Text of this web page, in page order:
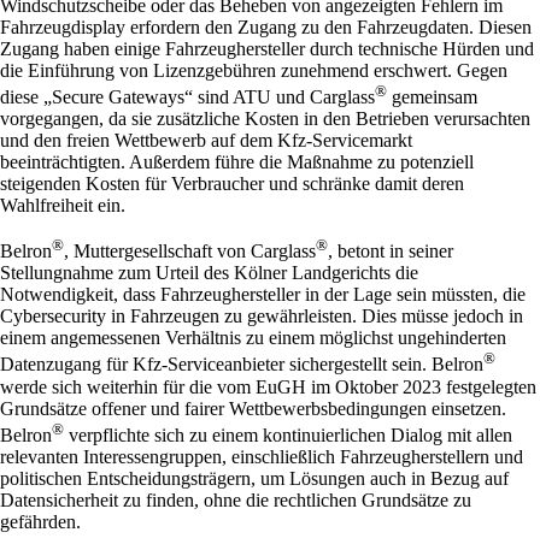
Windschutzscheibe oder das Beheben von angezeigten Fehlern im
Fahrzeugdisplay erfordern den Zugang zu den Fahrzeugdaten. Diesen
Zugang haben einige Fahrzeughersteller durch technische Hürden und
die Einführung von Lizenzgebühren zunehmend erschwert. Gegen
diese „Secure Gateways“ sind ATU und Carglass® gemeinsam
vorgegangen, da sie zusätzliche Kosten in den Betrieben verursachten
und den freien Wettbewerb auf dem Kfz-Servicemarkt
beeinträchtigten. Außerdem führe die Maßnahme zu potenziell
steigenden Kosten für Verbraucher und schränke damit deren
Wahlfreiheit ein.
Belron®, Muttergesellschaft von Carglass®, betont in seiner
Stellungnahme zum Urteil des Kölner Landgerichts die
Notwendigkeit, dass Fahrzeughersteller in der Lage sein müssten, die
Cybersecurity in Fahrzeugen zu gewährleisten. Dies müsse jedoch in
einem angemessenen Verhältnis zu einem möglichst ungehinderten
Datenzugang für Kfz-Serviceanbieter sichergestellt sein. Belron®
werde sich weiterhin für die vom EuGH im Oktober 2023 festgelegten
Grundsätze offener und fairer Wettbewerbsbedingungen einsetzen.
Belron® verpflichte sich zu einem kontinuierlichen Dialog mit allen
relevanten Interessengruppen, einschließlich Fahrzeugherstellern und
politischen Entscheidungsträgern, um Lösungen auch in Bezug auf
Datensicherheit zu finden, ohne die rechtlichen Grundsätze zu
gefährden.